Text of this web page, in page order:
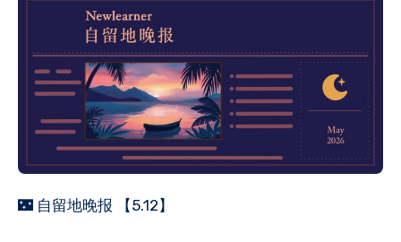
🌃 自留地晚报 【5.12】